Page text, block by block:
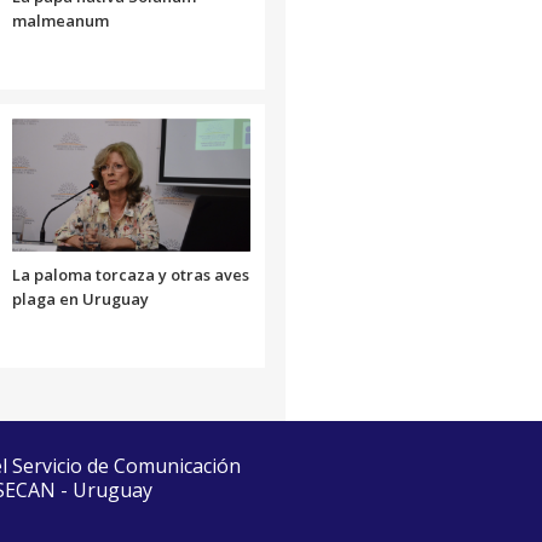
malmeanum
La paloma torcaza y otras aves
plaga en Uruguay
de Comunicación
- Uruguay